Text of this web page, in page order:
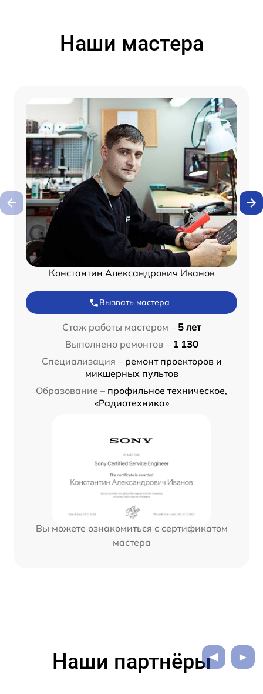
Наши мастера
Константин Александрович Иванов
Вызвать мастера
Стаж работы мастером – 5 лет
Выполнено ремонтов – 1 130
Специализация – ремонт проекторов и
микшерных пультов
Образование – профильное техническое,
«Радиотехника»
Вы можете ознакомиться с сертификатом
мастера
Наши партнёры